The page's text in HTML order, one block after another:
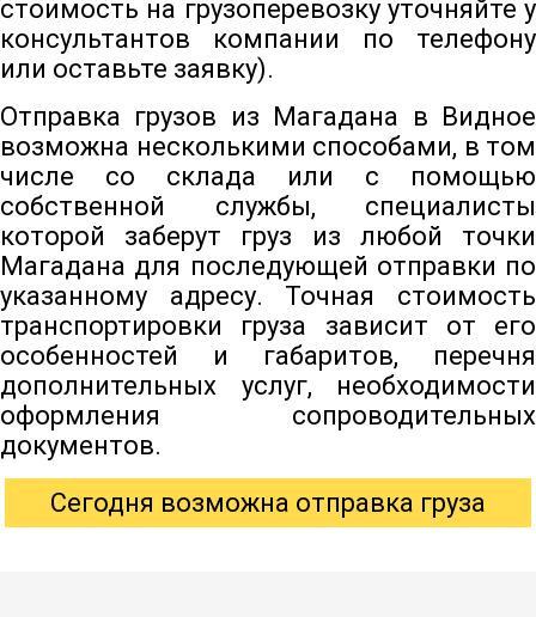
стоимость на грузоперевозку уточняйте у
консультантов компании по телефону
или оставьте заявку).
Отправка грузов из Магадана в Видное
возможна несколькими способами, в том
числе со склада или с помощью
собственной службы, специалисты
которой заберут груз из любой точки
Магадана для последующей отправки по
указанному адресу. Точная стоимость
транспортировки груза зависит от его
особенностей и габаритов, перечня
дополнительных услуг, необходимости
оформления сопроводительных
документов.
Сегодня возможна отправка груза